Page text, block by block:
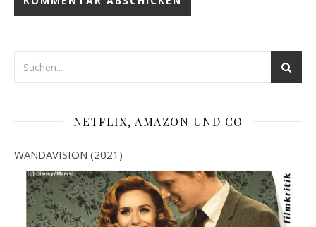
NETFLIX, AMAZON UND CO
WANDAVISION (2021)